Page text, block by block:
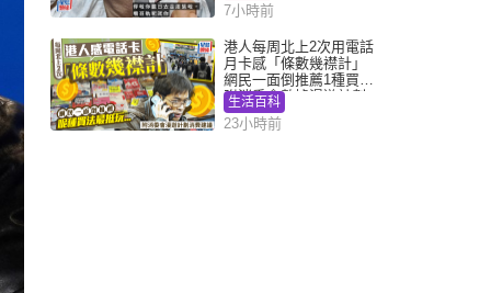
7小時前
港人每周北上2次用電話
月卡感「條數幾襟計」
網民一面倒推薦1種買法
附消委會數據漫遊計劃
消費提示
生活百科
23小時前